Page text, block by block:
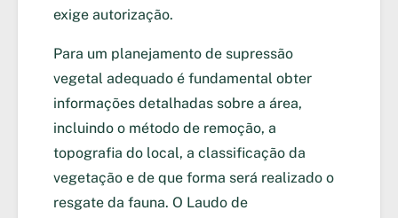
exige autorização.
Para um planejamento de supressão
vegetal adequado é fundamental obter
informações detalhadas sobre a área,
incluindo o método de remoção, a
topografia do local, a classificação da
vegetação e de que forma será realizado o
resgate da fauna. O Laudo de